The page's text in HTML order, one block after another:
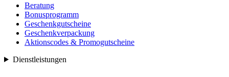
Beratung
Bonusprogramm
Geschenkgutscheine
Geschenkverpackung
Aktionscodes & Promogutscheine
Dienstleistungen